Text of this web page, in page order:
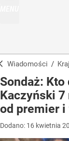
Wiadomości / Kraj
Sondaż:
Kaczyński
od premier i
Dodano: 16 kwietnia